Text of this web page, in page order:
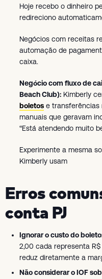
Hoje recebo o dinheiro
redireciono
Negócios com receitas
automação de
caixa.
Negócio com fluxo de
Beach Club): Kimberly
boletos e transferências
manuais que geravam
“Está atendendo muito
Experimente a mesma
Kimberly usam
Erros
conta PJ
Ignorar o custo do
2,00 cada representa
reduz diretamente a
Não considerar o IOF